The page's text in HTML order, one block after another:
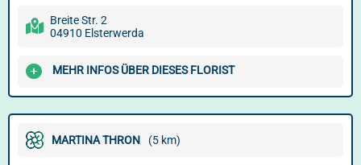
Breite Str. 2
04910 Elsterwerda
MEHR INFOS ÜBER DIESES FLORIST
MARTINA THRON (5 km)